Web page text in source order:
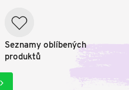
Seznamy oblíbených
produktů